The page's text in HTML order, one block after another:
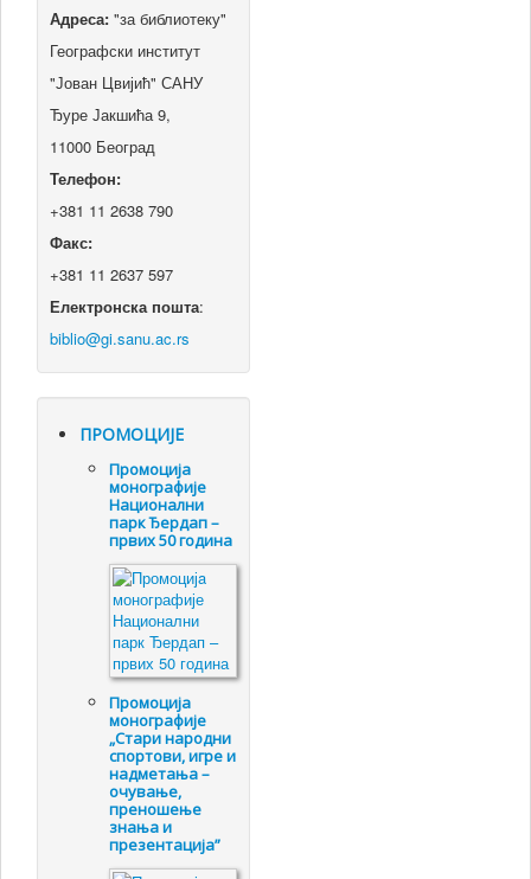
Адреса: "за библиотеку"
Географски институт
"Јован Цвијић" САНУ
Ђуре Јакшића 9,
11000 Београд
Телефон:
+381 11 2638 790
Факс:
+381 11 2637 597
Електронска пошта:
ПРОМОЦИЈЕ
Промоцијa
монографије
Национални
парк Ђердап –
првих 50 година
Промоцијa
монографије
„Стари народни
спортови, игре и
надметања –
очување,
преношење
знања и
презентација”